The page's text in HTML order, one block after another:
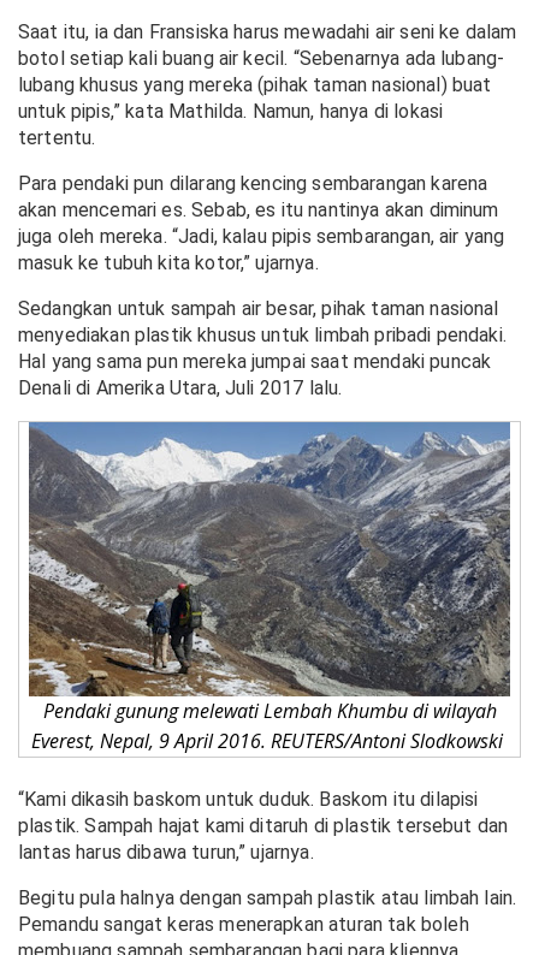
Saat itu, ia dan Fransiska harus mewadahi air seni ke dalam
botol setiap kali buang air kecil. “Sebenarnya ada lubang-
lubang khusus yang mereka (pihak taman nasional) buat
untuk pipis,” kata Mathilda. Namun, hanya di lokasi
tertentu.
Para pendaki pun dilarang kencing sembarangan karena
akan mencemari es. Sebab, es itu nantinya akan diminum
juga oleh mereka. “Jadi, kalau pipis sembarangan, air yang
masuk ke tubuh kita kotor,” ujarnya.
Sedangkan untuk sampah air besar, pihak taman nasional
menyediakan plastik khusus untuk limbah pribadi pendaki.
Hal yang sama pun mereka jumpai saat mendaki puncak
Denali di Amerika Utara, Juli 2017 lalu.
Pendaki gunung melewati Lembah Khumbu di wilayah
Everest, Nepal, 9 April 2016. REUTERS/Antoni Slodkowski
“Kami dikasih baskom untuk duduk. Baskom itu dilapisi
plastik. Sampah hajat kami ditaruh di plastik tersebut dan
lantas harus dibawa turun,” ujarnya.
Begitu pula halnya dengan sampah plastik atau limbah lain.
Pemandu sangat keras menerapkan aturan tak boleh